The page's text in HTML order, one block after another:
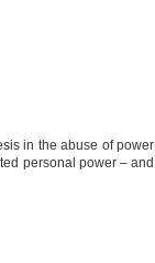
in the abuse of power
personal power – and